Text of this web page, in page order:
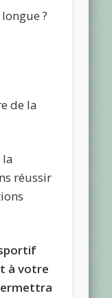
?
de la
réussir
à votre